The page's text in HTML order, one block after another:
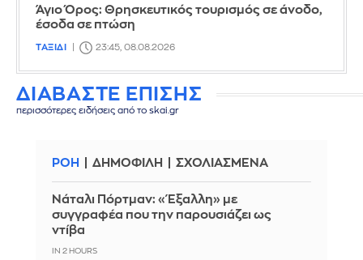
Άγιο Όρος: Θρησκευτικός τουρισμός σε άνοδο,
έσοδα σε πτώση
ΤΑΞΙΔΙ 23:45, 08.08.2026
ΔΙΑΒΑΣΤΕ ΕΠΙΣΗΣ
περισσότερες ειδήσεις από το skai.gr
ΡΟΗ ΔΗΜΟΦΙΛΗ ΣΧΟΛΙΑΣΜΕΝΑ
Νάταλι Πόρτμαν: «Έξαλλη» με
συγγραφέα που την παρουσιάζει ως
ντίβα
IN 2 HOURS